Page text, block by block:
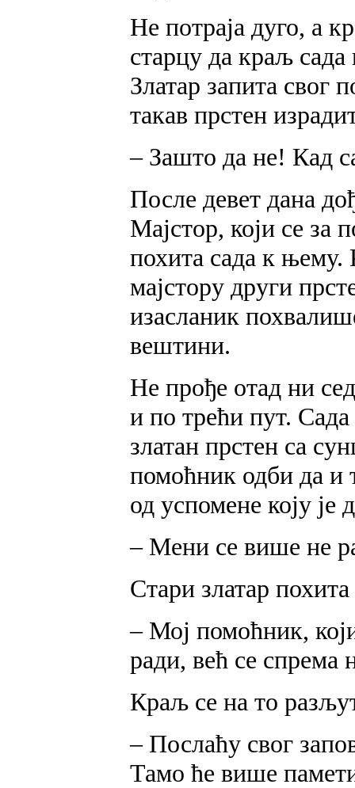
Не потраја дуго, а
старцу да краљ
Златар запита свог
такав прстен
– Зашто да не! Кад
После девет дана
Мајстор, који се за
похита сада к
мајстору други
изасланик
вештини.
Не прође отад ни
и по трећи пут.
златан прстен са
помоћник одби да и
од успомене коју је
– Мени се више не
Стари златар
– Мој помоћник,
ради, већ се спрема
Краљ се на то
– Послаћу свог
Тамо ће више